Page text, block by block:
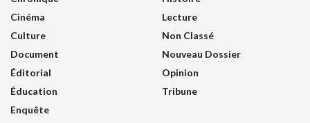
Cinéma
Culture
Document
Éditorial
Éducation
Enquête
Lecture
Non Classé
Nouveau Dossier
Opinion
Tribune